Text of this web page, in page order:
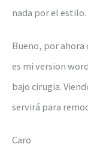
nada por el
Bueno, por
es mi version
bajo cirugia.
servirá para
Caro